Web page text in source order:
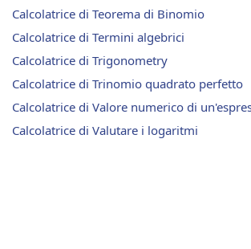
Calcolatrice di Teorema di Binomio
Calcolatrice di Termini algebrici
Calcolatrice di Trigonometry
Calcolatrice di Trinomio quadrato perfetto
Calcolatrice di Valore numerico di
Calcolatrice di Valutare i logaritmi